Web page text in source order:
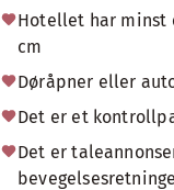
Hotellet har minst
cm
Døråpner eller
Det er et
Det er